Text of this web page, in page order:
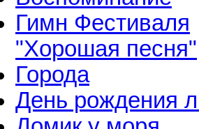
Гимн Фестиваля
"Хорошая песня"
Города
День рождения